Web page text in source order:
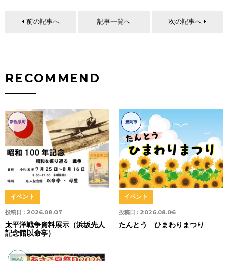
前の記事へ 記事一覧へ 次の記事へ
RECOMMEND
新温泉町
投稿日 : 2026.08.07
イベント
太平洋戦争資料展示（浜坂先人
記念館以命亭）
豊岡市
投稿日 : 2026.08.06
イベント
たんとう ひまわりまつり
朝来市